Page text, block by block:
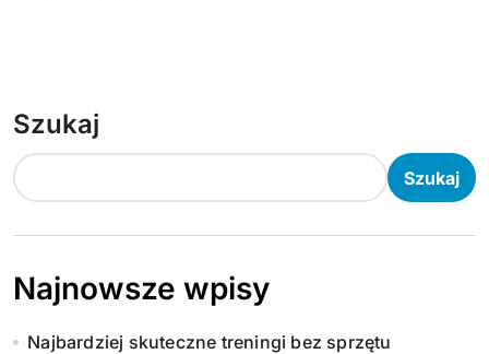
Szukaj
Szukaj
Najnowsze wpisy
Najbardziej skuteczne treningi bez sprzętu